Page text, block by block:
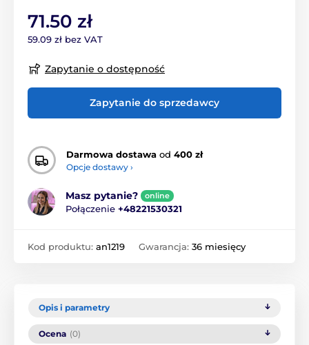
71.50 zł
59.09 zł bez VAT
Zapytanie o dostępność
Zapytanie do sprzedawcy
Darmowa dostawa od 400 zł
Opcje dostawy ›
Masz pytanie? online
Połączenie +48221530321
Kod produktu: an1219 Gwarancja: 36 miesięcy
Opis i parametry
Ocena (0)